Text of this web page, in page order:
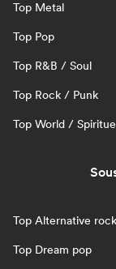
Top Metal
Top Pop
Top R&B / Soul
Top Rock / Punk
Top World /
Top Alternative rock
Top Dream pop